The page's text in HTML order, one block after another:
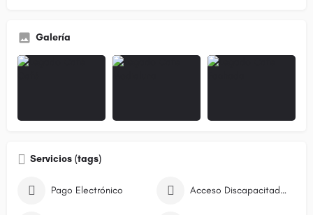
Galería
Servicios (tags)
Pago Electrónico Acceso Discapacitados